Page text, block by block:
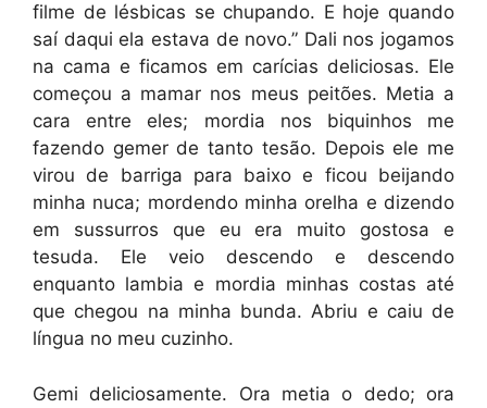
filme de lésbicas se chupando. E hoje quando
saí daqui ela estava de novo.” Dali nos jogamos
na cama e ficamos em carícias deliciosas. Ele
começou a mamar nos meus peitões. Metia a
cara entre eles; mordia nos biquinhos me
fazendo gemer de tanto tesão. Depois ele me
virou de barriga para baixo e ficou beijando
minha nuca; mordendo minha orelha e dizendo
em sussurros que eu era muito gostosa e
tesuda. Ele veio descendo e descendo
enquanto lambia e mordia minhas costas até
que chegou na minha bunda. Abriu e caiu de
língua no meu cuzinho.
Gemi deliciosamente. Ora metia o dedo; ora